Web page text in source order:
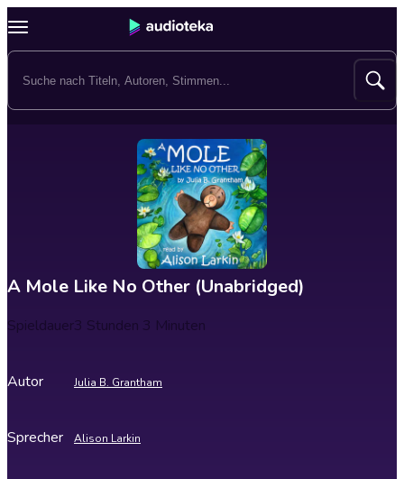
A Mole Like No Other (Unabridged)
Spieldauer3 Stunden 3 Minuten
Autor Julia B. Grantham
Sprecher Alison Larkin